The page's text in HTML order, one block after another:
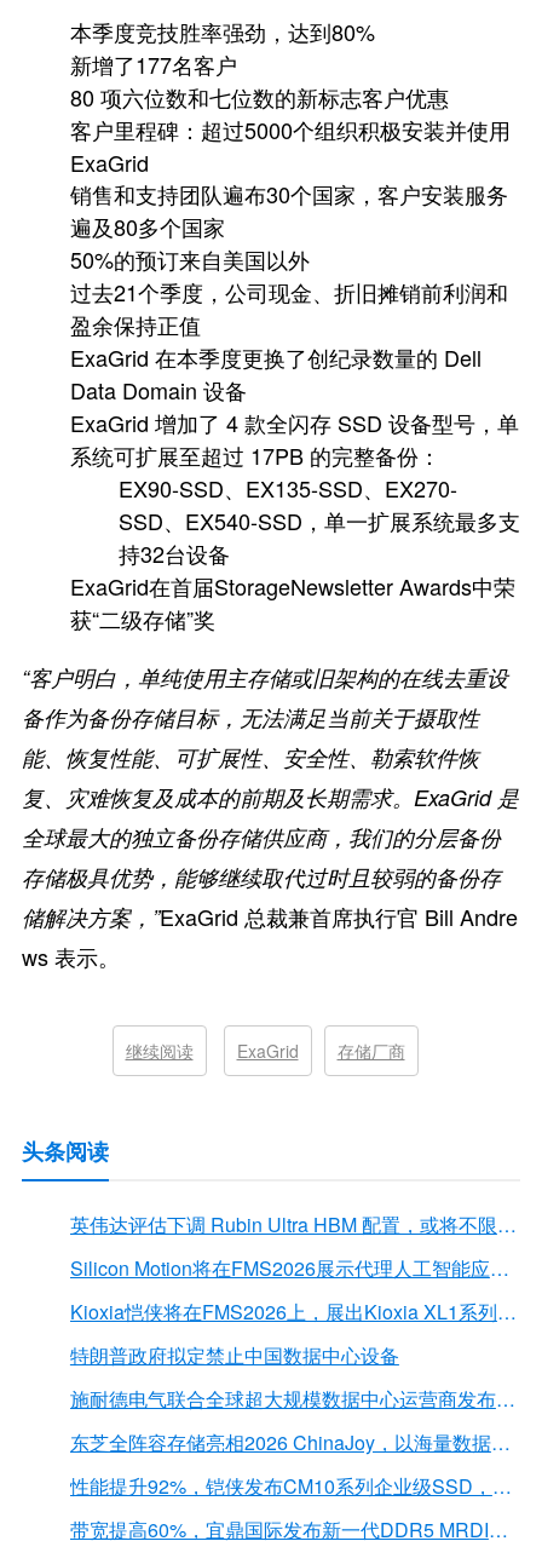
本季度竞技胜率强劲，达到80%
新增了177名客户
80 项六位数和七位数的新标志客户优惠
客户里程碑：超过5000个组织积极安装并使用
ExaGrid
销售和支持团队遍布30个国家，客户安装服务
遍及80多个国家
50%的预订来自美国以外
过去21个季度，公司现金、折旧摊销前利润和
盈余保持正值
ExaGrid 在本季度更换了创纪录数量的 Dell
Data Domain 设备
ExaGrid 增加了 4 款全闪存 SSD 设备型号，单
系统可扩展至超过 17PB 的完整备份：
EX90-SSD、EX135-SSD、EX270-
SSD、EX540-SSD，单一扩展系统最多支
持32台设备
ExaGrid在首届StorageNewsletter Awards中荣
获“二级存储”奖
“客户明白，单纯使用主存储或旧架构的在线去重设
备作为备份存储目标，无法满足当前关于摄取性
能、恢复性能、可扩展性、安全性、勒索软件恢
复、灾难恢复及成本的前期及长期需求。ExaGrid 是
全球最大的独立备份存储供应商，我们的分层备份
存储极具优势，能够继续取代过时且较弱的备份存
储解决方案，”ExaGrid 总裁兼首席执行官 Bill Andre
ws 表示。
继续阅读 ExaGrid 存储厂商
头条阅读
英伟达评估下调 Rubin Ultra HBM 配置，或将不限于12Hi HBM4E
Silicon Motion将在FMS2026展示代理人工智能应用的下一代存储解决方案
Kioxia恺侠将在FMS2026上，展出Kioxia XL1系列内存扩展模块
特朗普政府拟定禁止中国数据中心设备
施耐德电气联合全球超大规模数据中心运营商发布弧闪风险评估报告
东芝全阵容存储亮相2026 ChinaJoy，以海量数据底座赋能“与AI同游”新体验
性能提升92%，铠侠发布CM10系列企业级SSD，首载PCIe 6.0接口
带宽提高60%，宜鼎国际发布新一代DDR5 MRDIMM 内存